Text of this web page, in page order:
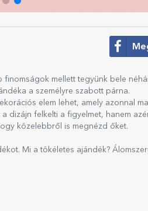
finomságok mellett tegyünk bele
a személyre szabott párna.
elem lehet, amely azonnal
dizájn felkelti a figyelmet, hanem
közelebbről is megnézd őket.
Mi a tökéletes ajándék?